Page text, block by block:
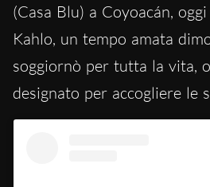
(Casa Blu) a Coyoacán,
Kahlo, un tempo amata
soggiornò per tutta la vita,
designato per accogliere le